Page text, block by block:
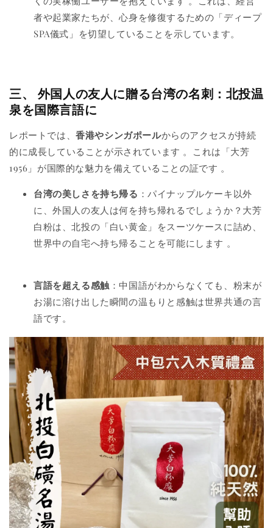
者や起業家たちが、心身を修復するための「ディープ
SPA儀式」を切望していることを示しています。
三、 外国人の友人に贈る台湾の名刺：北投温
泉を国際言語に
レポートでは、香港やシンガポールからのアクセスが持続
的に成長していることが示されています 。これは「大芳
1956」が国際的な魅力を備えていることの証です 。
台湾の美しさを持ち帰る ：パイナップルケーキ以外
に、外国人の友人は何を持ち帰れるでしょうか？大芳
白粉は、北投の「白い黄金」をスーツケースに詰め、
世界中の自宅へ持ち帰ることを可能にします 。
言語を超える感触 ：中国語がわからなくても、粉末が
お湯に溶け出した瞬間の温もりと感触は世界共通の言
語です。